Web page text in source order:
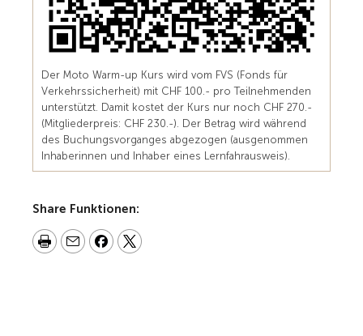
Der Moto Warm-up Kurs wird vom FVS (Fonds für
Verkehrssicherheit) mit CHF 100.- pro Teilnehmenden
unterstützt. Damit kostet der Kurs nur noch CHF 270.-
(Mitgliederpreis: CHF 230.-). Der Betrag wird während
des Buchungsvorganges abgezogen (ausgenommen
Inhaberinnen und Inhaber eines Lernfahrausweis).
Share Funktionen: